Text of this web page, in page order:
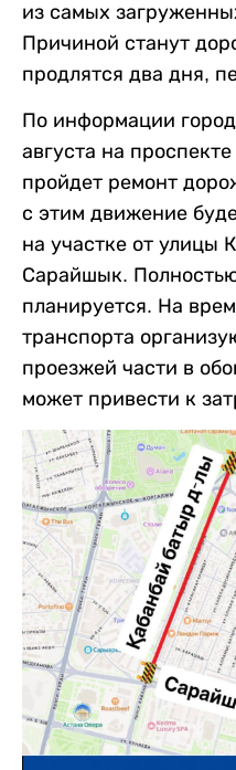
из самых
Причиной станут
продлятся два дня,
По информации
августа на
пройдет ремонт
с этим движение
на участке от улицы
Сарайшык.
планируется. На
транспорта
проезжей части в
может привести к